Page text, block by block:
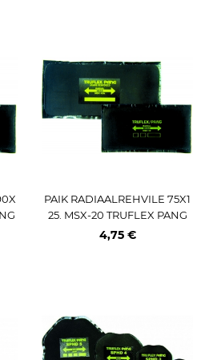
PAIK RADIAALREHVILE 75X1
25. MSX-20 TRUFLEX PANG
(CT20)
4,75 €